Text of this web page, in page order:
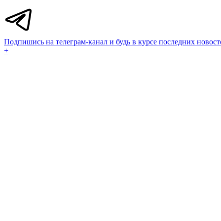
Подпишись на телеграм-канал и будь в курсе последних
+